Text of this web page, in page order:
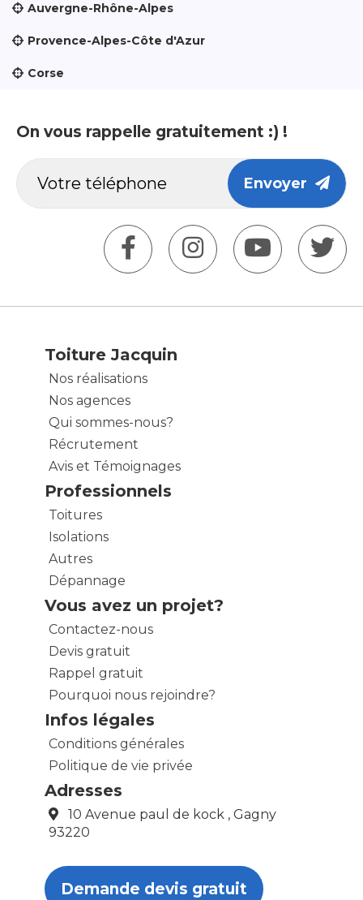
Auvergne-Rhône-Alpes
Provence-Alpes-Côte d'Azur
Corse
On vous rappelle gratuitement :) !
Envoyer
Toiture Jacquin
Nos réalisations
Nos agences
Qui sommes-nous?
Récrutement
Avis et Témoignages
Professionnels
Toitures
Isolations
Autres
Dépannage
Vous avez un projet?
Contactez-nous
Devis gratuit
Rappel gratuit
Pourquoi nous rejoindre?
Infos légales
Conditions générales
Politique de vie privée
Adresses
10 Avenue paul de kock , Gagny
93220
Demande devis gratuit